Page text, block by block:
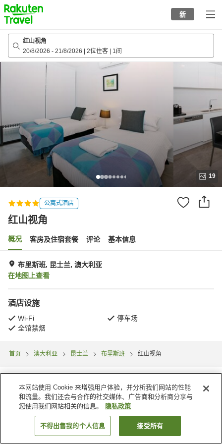
to
top
page
新
红山视角
20/8/2026 - 21/8/2026 2位住客 1间
19
公寓式酒店
红山视角
概况 客房及住宿套餐 评论 基本信息
布里斯班, 昆士兰, 澳大利亚
在地图上查看
酒店设施
Wi-Fi
停车场
全馆禁烟
首页 澳大利亚 昆士兰 布里斯班 红山视角
搜索客房
本网站使用 Cookie 来增强用户体验，并分析我们网站的性能
和流量。我们还会与合作的社交媒体、广告商和分析商分享与
您使用我们网站相关的信息。
隐私政策
不得出售我的个人信息 接受所有